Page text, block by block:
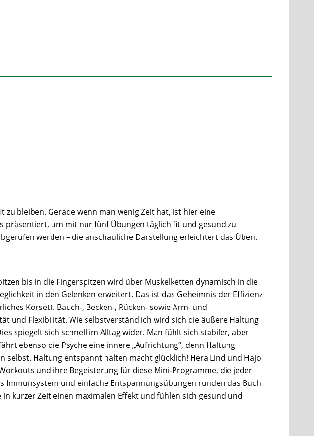
bleiben. Gerade wenn man wenig Zeit hat, ist hier eine
um mit nur fünf Übungen täglich fit und gesund zu
werden – die anschauliche Darstellung erleichtert das Üben.
bis in die Fingerspitzen wird über Muskelketten dynamisch in die
in den Gelenken erweitert. Das ist das Geheimnis der Effizienz
Korsett. Bauch-, Becken-, Rücken- sowie Arm- und
und Flexibilität. Wie selbstverständlich wird sich die äußere Haltung
spiegelt sich schnell im Alltag wider. Man fühlt sich stabiler, aber
ebenso die Psyche eine innere „Aufrichtung“, denn Haltung
Haltung entspannt halten macht glücklich! Hera Lind und Hajo
und ihre Begeisterung für diese Mini-Programme, die jeder
und einfache Entspannungsübungen runden das Buch
kurzer Zeit einen maximalen Effekt und fühlen sich gesund und